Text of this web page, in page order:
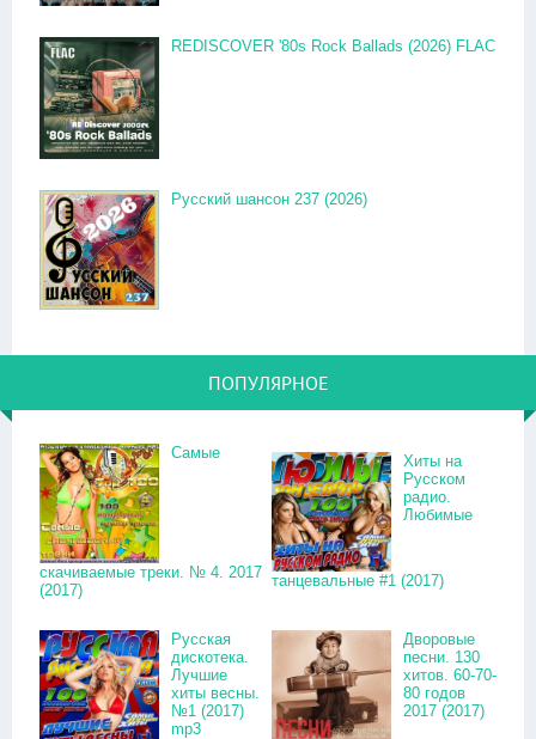
REDISCOVER '80s Rock Ballads (2026) FLAC
Русский шансон 237 (2026)
ПОПУЛЯРНОЕ
Самые
скачиваемые треки. № 4. 2017
(2017)
Хиты на
Русском
радио.
Любимые
танцевальные #1 (2017)
Русская
дискотека.
Лучшие
хиты весны.
№1 (2017)
mp3
Дворовые
песни. 130
хитов. 60-70-
80 годов
2017 (2017)